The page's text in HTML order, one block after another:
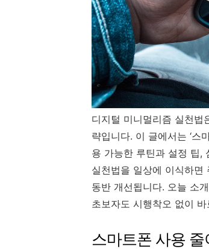
디지털 미니멀리즘 실천법
략입니다. 이 글에서는 ‘스
용 가능한 루틴과 설정 팁,
실천법을 일상에 이식하면
동반 개선됩니다. 오늘 소
초보자도 시행착오 없이
스마트폰 사용 줄